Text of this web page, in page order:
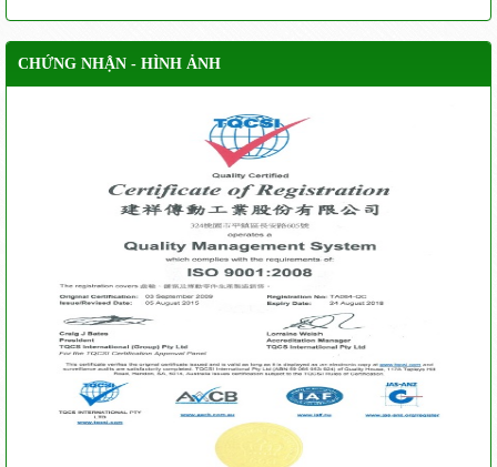
CHỨNG NHẬN - HÌNH ẢNH